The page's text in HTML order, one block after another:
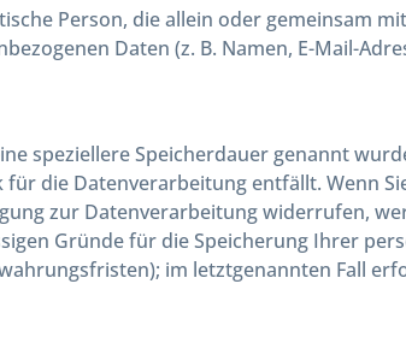
Person, die allein oder gemeinsam
Daten (z. B. Namen, E-Mail-
speziellere Speicherdauer genannt
die Datenverarbeitung entfällt. Wenn
zur Datenverarbeitung widerrufen,
Gründe für die Speicherung Ihrer
im letztgenannten Fall